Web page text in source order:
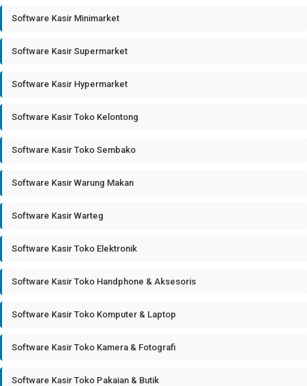
Software Kasir Minimarket
Software Kasir Supermarket
Software Kasir Hypermarket
Software Kasir Toko Kelontong
Software Kasir Toko Sembako
Software Kasir Warung Makan
Software Kasir Warteg
Software Kasir Toko Elektronik
Software Kasir Toko Handphone & Aksesoris
Software Kasir Toko Komputer & Laptop
Software Kasir Toko Kamera & Fotografi
Software Kasir Toko Pakaian & Butik